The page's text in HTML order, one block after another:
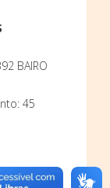
BAIRO
45